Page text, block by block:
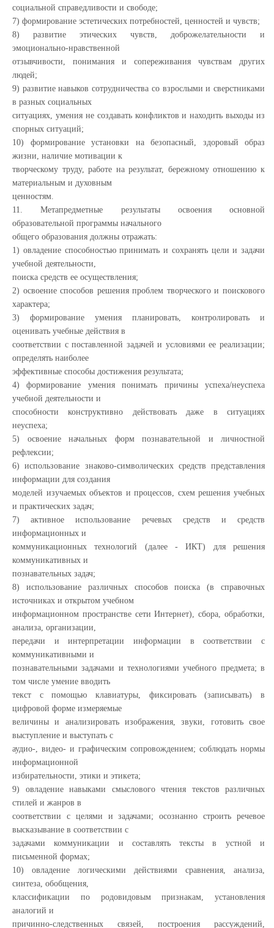
социальной справедливости и свободе;
7) формирование эстетических потребностей, ценностей и чувств;
8) развитие этических чувств, доброжелательности и
эмоционально-нравственной
отзывчивости, понимания и сопереживания чувствам других
людей;
9) развитие навыков сотрудничества со взрослыми и сверстниками
в разных социальных
ситуациях, умения не создавать конфликтов и находить выходы из
спорных ситуаций;
10) формирование установки на безопасный, здоровый образ
жизни, наличие мотивации к
творческому труду, работе на результат, бережному отношению к
материальным и духовным
ценностям.
11. Метапредметные результаты освоения основной
образовательной программы начального
общего образования должны отражать:
1) овладение способностью принимать и сохранять цели и задачи
учебной деятельности,
поиска средств ее осуществления;
2) освоение способов решения проблем творческого и поискового
характера;
3) формирование умения планировать, контролировать и
оценивать учебные действия в
соответствии с поставленной задачей и условиями ее реализации;
определять наиболее
эффективные способы достижения результата;
4) формирование умения понимать причины успеха/неуспеха
учебной деятельности и
способности конструктивно действовать даже в ситуациях
неуспеха;
5) освоение начальных форм познавательной и личностной
рефлексии;
6) использование знаково-символических средств представления
информации для создания
моделей изучаемых объектов и процессов, схем решения учебных
и практических задач;
7) активное использование речевых средств и средств
информационных и
коммуникационных технологий (далее - ИКТ) для решения
коммуникативных и
познавательных задач;
8) использование различных способов поиска (в справочных
источниках и открытом учебном
информационном пространстве сети Интернет), сбора, обработки,
анализа, организации,
передачи и интерпретации информации в соответствии с
коммуникативными и
познавательными задачами и технологиями учебного предмета; в
том числе умение вводить
текст с помощью клавиатуры, фиксировать (записывать) в
цифровой форме измеряемые
величины и анализировать изображения, звуки, готовить свое
выступление и выступать с
аудио-, видео- и графическим сопровождением; соблюдать нормы
информационной
избирательности, этики и этикета;
9) овладение навыками смыслового чтения текстов различных
стилей и жанров в
соответствии с целями и задачами; осознанно строить речевое
высказывание в соответствии с
задачами коммуникации и составлять тексты в устной и
письменной формах;
10) овладение логическими действиями сравнения, анализа,
синтеза, обобщения,
классификации по родовидовым признакам, установления
аналогий и
причинно-следственных связей, построения рассуждений,